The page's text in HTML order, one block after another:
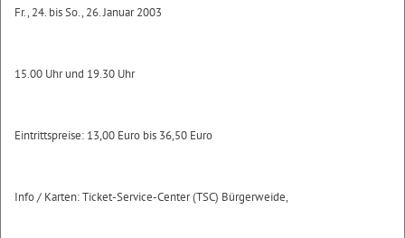
Fr., 24. bis So., 26. Januar 2003
15.00 Uhr und 19.30 Uhr
Eintrittspreise: 13,00 Euro bis 36,50 Euro
Info / Karten: Ticket-Service-Center (TSC) Bürgerweide,